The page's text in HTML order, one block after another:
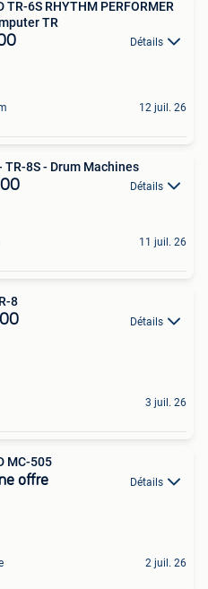
TR-6S RHYTHM PERFORMER
TR
Détails
12 juil. 26
TR-8S - Drum Machines
Détails
11 juil. 26
8
Détails
3 juil. 26
MC-505
offre Détails
2 juil. 26